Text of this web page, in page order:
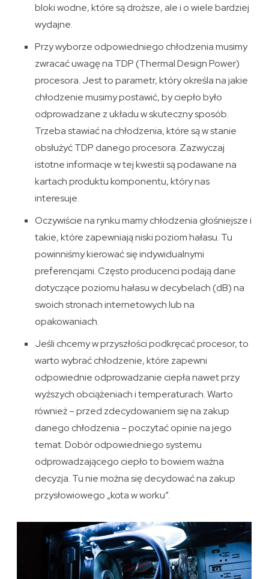
bloki wodne, które są droższe, ale i o wiele bardziej
wydajne.
Przy wyborze odpowiedniego chłodzenia musimy
zwracać uwagę na TDP (Thermal Design Power)
procesora. Jest to parametr, który określa na jakie
chłodzenie musimy postawić, by ciepło było
odprowadzane z układu w skuteczny sposób.
Trzeba stawiać na chłodzenia, które są w stanie
obsłużyć TDP danego procesora. Zazwyczaj
istotne informacje w tej kwestii są podawane na
kartach produktu komponentu, który nas
interesuje.
Oczywiście na rynku mamy chłodzenia głośniejsze i
takie, które zapewniają niski poziom hałasu. Tu
powinniśmy kierować się indywidualnymi
preferencjami. Często producenci podają dane
dotyczące poziomu hałasu w decybelach (dB) na
swoich stronach internetowych lub na
opakowaniach.
Jeśli chcemy w przyszłości podkręcać procesor, to
warto wybrać chłodzenie, które zapewni
odpowiednie odprowadzanie ciepła nawet przy
wyższych obciążeniach i temperaturach. Warto
również – przed zdecydowaniem się na zakup
danego chłodzenia – poczytać opinie na jego
temat. Dobór odpowiedniego systemu
odprowadzającego ciepło to bowiem ważna
decyzja. Tu nie można się decydować na zakup
przysłowiowego „kota w worku”.